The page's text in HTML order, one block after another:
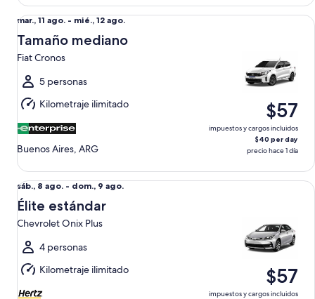
Del
mar.,
11
ago.
al
mié.,
12
ago.
mar., 11 ago. - mié., 12 ago.
Tamaño mediano
Fiat Cronos
5 personas
Kilometraje ilimitado
Buenos Aires, ARG
$57
impuestos y cargos incluidos
$40 per day
precio hace 1 día
Tamaño mediano Fiat Cronos
Del
sáb.,
8
ago.
al
dom.,
9
ago.
sáb., 8 ago. - dom., 9 ago.
Élite estándar
Chevrolet Onix Plus
4 personas
Kilometraje ilimitado
$57
impuestos y cargos incluidos
Élite estándar Chevrolet Onix Plus